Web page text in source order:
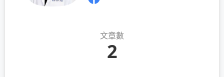
文章數
2